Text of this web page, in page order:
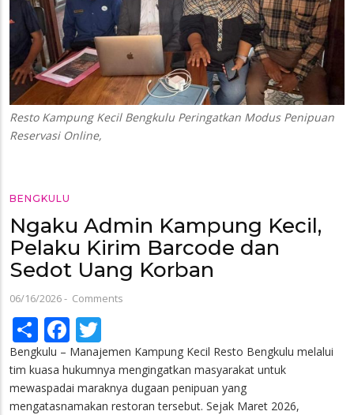
Resto Kampung Kecil Bengkulu Peringatkan Modus Penipuan
Reservasi Online,
BENGKULU
Ngaku Admin Kampung Kecil,
Pelaku Kirim Barcode dan
Sedot Uang Korban
06/16/2026- Comments
ShareFacebook
Bengkulu – Manajemen Kampung Kecil Resto Bengkulu melalui
tim kuasa hukumnya mengingatkan masyarakat untuk
mewaspadai maraknya dugaan penipuan yang
mengatasnamakan restoran tersebut. Sejak Maret 2026,